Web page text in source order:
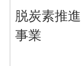
脱炭素推進
事業